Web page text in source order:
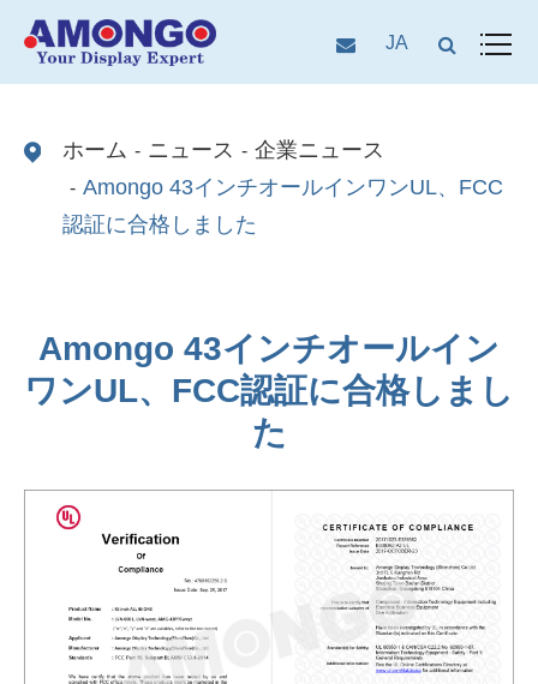
JA
ホーム ニュース
企業ニュース
Amongo 43インチオールインワンUL、FCC
認証に合格しました
Amongo 43インチオールイン
ワンUL、FCC認証に合格しまし
た